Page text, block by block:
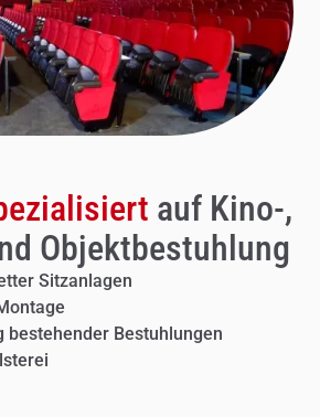
auf Kino-,
Objektbestuhlung
Sitzanlagen
bestehender Bestuhlungen